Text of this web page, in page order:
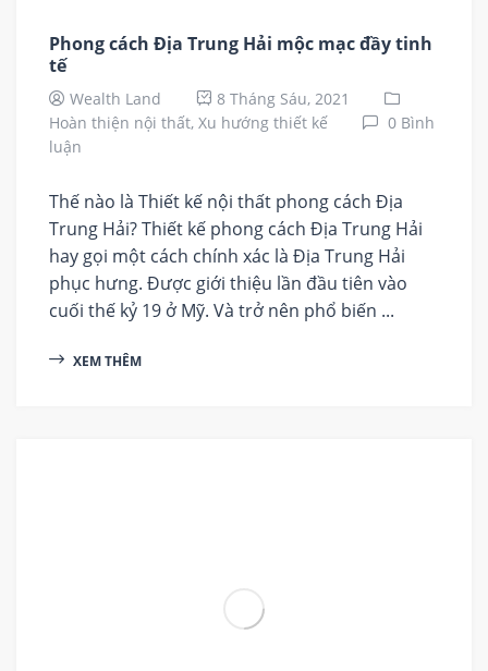
Phong cách Địa Trung Hải mộc mạc đầy tinh
tế
Wealth Land
8 Tháng Sáu, 2021
Hoàn thiện nội thất, Xu hướng thiết kế
0 Bình
luận
Thế nào là Thiết kế nội thất phong cách Địa
Trung Hải? Thiết kế phong cách Địa Trung Hải
hay gọi một cách chính xác là Địa Trung Hải
phục hưng. Được giới thiệu lần đầu tiên vào
cuối thế kỷ 19 ở Mỹ. Và trở nên phổ biến ...
XEM THÊM